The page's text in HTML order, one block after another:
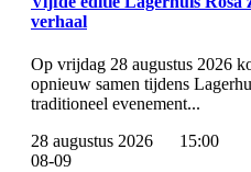
verhaal
Op vrijdag 28 augustus 2026
opnieuw samen tijdens
traditioneel evenement...
28 augustus 2026
15:00
08-09